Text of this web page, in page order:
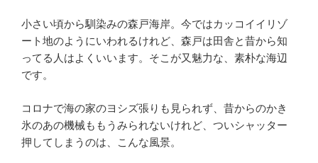
小さい頃から馴染みの森戸海岸。今ではカッコイイリゾ
ート地のようにいわれるけれど、森戸は田舎と昔から知
ってる人はよくいいます。そこが又魅力な、素朴な海辺
です。
コロナで海の家のヨシズ張りも見られず、昔からのかき
氷のあの機械ももうみられないけれど、ついシャッター
押してしまうのは、こんな風景。